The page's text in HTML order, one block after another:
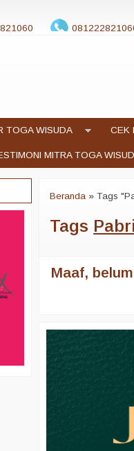
TOGA WISUDA CEK
MITRA TOGA
Beranda »Tags
Tags
Maaf,